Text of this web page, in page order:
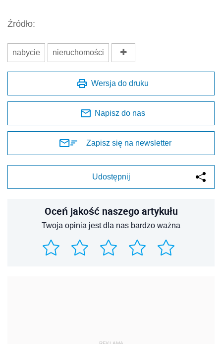
Źródło:
nabycie nieruchomości
Wersja do druku
Napisz do nas
Zapisz się na newsletter
Udostępnij
Oceń jakość naszego artykułu
Twoja opinia jest dla nas bardzo ważna